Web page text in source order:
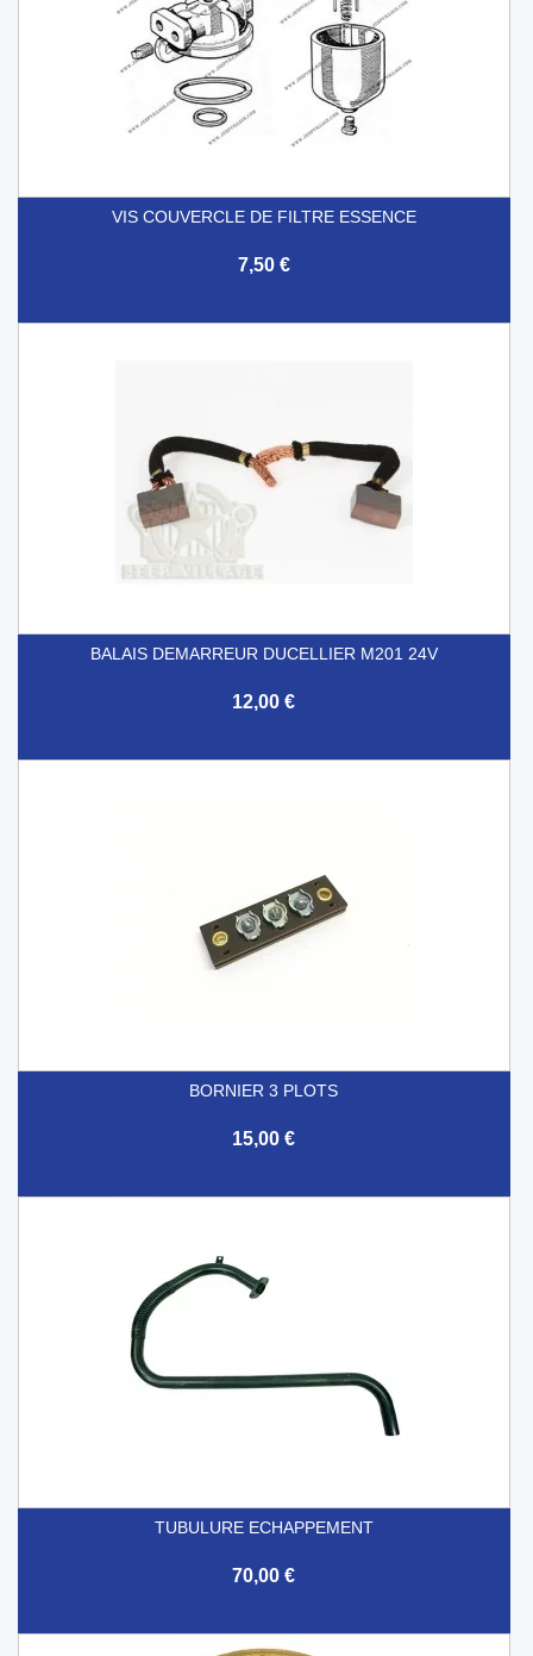
VIS COUVERCLE DE FILTRE ESSENCE
7,50 €
BALAIS DEMARREUR DUCELLIER M201 24V
12,00 €
BORNIER 3 PLOTS
15,00 €
TUBULURE ECHAPPEMENT
70,00 €